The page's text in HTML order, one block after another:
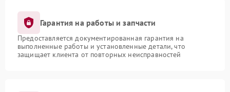
Гарантия на работы и запчасти
Предоставляется документированная гарантия на
выполненные работы и установленные детали, что
защищает клиента от повторных неисправностей